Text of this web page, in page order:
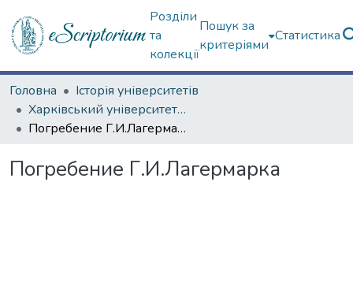
Розділи
та
колекції
Пошук за
критеріями
Статистика
Головна
Історія університетів
Харківський університет (сторінками періодичних видань)
Погребение Г.И.Лагермарка
Погребение Г.И.Лагермарка